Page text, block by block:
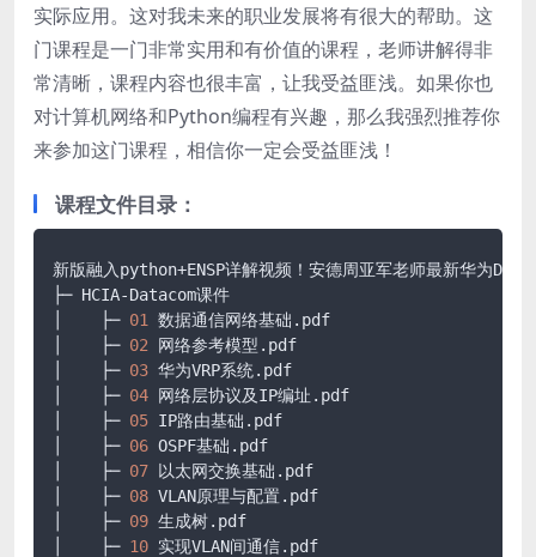
实际应用。这对我未来的职业发展将有很大的帮助。这
门课程是一门非常实用和有价值的课程，老师讲解得非
常清晰，课程内容也很丰富，让我受益匪浅。如果你也
对计算机网络和Python编程有兴趣，那么我强烈推荐你
来参加这门课程，相信你一定会受益匪浅！
课程文件目录：
新版融入python+ENSP详解视频！安德周亚军老师最新华为
├─ HCIA-Datacom课件
│    ├─ 01 数据通信网络基础 .pdf
│    ├─ 02 网络参考模型 .pdf
│    ├─ 03 华为VRP系统.pdf
│    ├─ 04 网络层协议及IP编址 .pdf
│    ├─ 05 IP路由基础 .pdf
│    ├─ 06 OSPF基础 .pdf
│    ├─ 07 以太网交换基础 .pdf
│    ├─ 08 VLAN原理与配置.pdf
│    ├─ 09 生成树.pdf
│    ├─ 10 实现VLAN间通信.pdf